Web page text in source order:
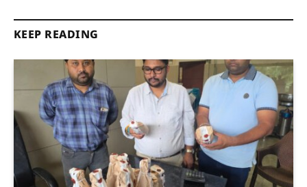
KEEP READING